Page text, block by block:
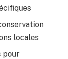
locales
pour